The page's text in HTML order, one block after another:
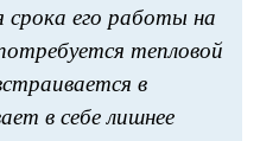
срока его работы на
тепловой
в
в себе лишнее